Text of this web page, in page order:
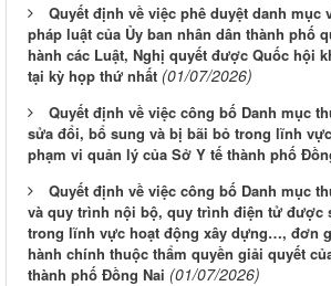
Quyết định về việc phê duyệt danh mục
pháp luật của Ủy ban nhân dân thành phố
hành các Luật, Nghị quyết được Quốc hội
tại kỳ họp thứ nhất (01/07/2026)
Quyết định về việc công bố Danh mục
sửa đổi, bổ sung và bị bãi bỏ trong lĩnh
phạm vi quản lý của Sở Y tế thành phố
Quyết định về việc công bố Danh mục
và quy trình nội bộ, quy trình điện tử được
trong lĩnh vực hoạt động xây dựng…, đơn
hành chính thuộc thẩm quyền giải quyết
thành phố Đồng Nai (01/07/2026)